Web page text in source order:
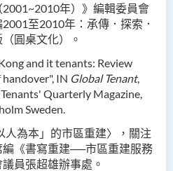
2001~2010年）》編輯委員會
至2010年：承傳．探索．
圓桌文化）。
and it tenants: Review
IN Global Tenant,
Quarterly Magazine,
Sweden.
人為本」的市區重建〉，關注
《書寫重建──市區重建服務
員張超雄辦事處。